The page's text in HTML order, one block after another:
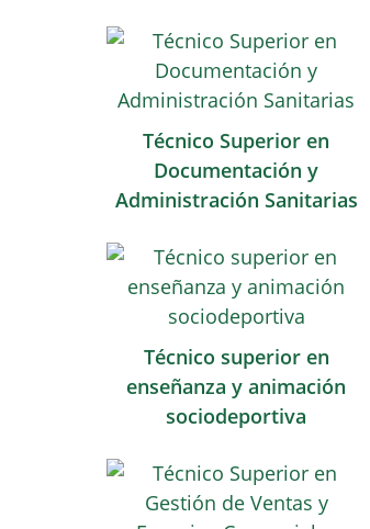
Técnico Superior en
Documentación y
Administración Sanitarias
Técnico superior en
enseñanza y animación
sociodeportiva